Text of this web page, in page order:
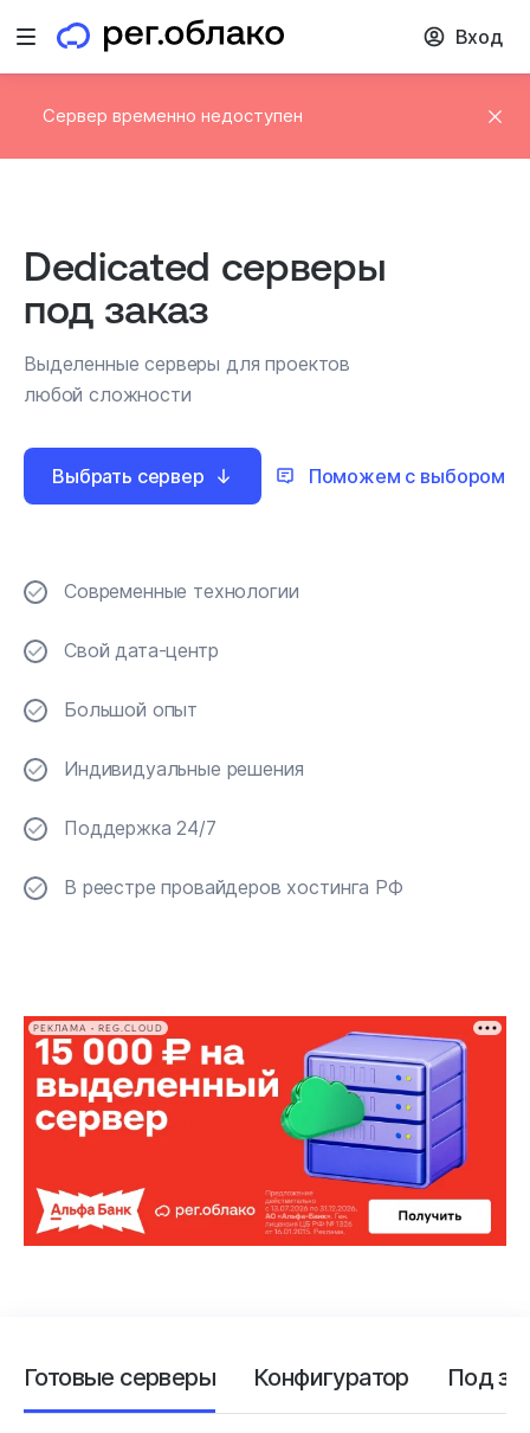
Открыть меню Вход
Сервер временно недоступен
Dedicated серверы
под заказ
Выделенные серверы для проектов
любой сложности
Выбрать сервер Поможем с выбором
Современные технологии
Свой дата-центр
Большой опыт
Индивидуальные решения
Поддержка 24/7
В реестре провайдеров хостинга РФ
РЕКЛАМА • REG.CLOUD
Готовые серверы Конфигуратор Под